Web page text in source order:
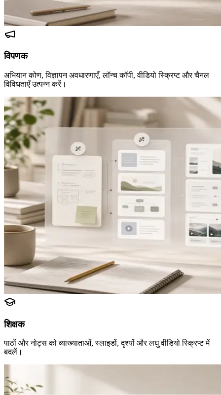
विपणक
अभियान कोण, विज्ञापन अवधारणाएँ, लॉन्च कॉपी, वीडियो स्क्रिप्ट और चैनल
विविधताएँ उत्पन्न करें।
शिक्षक
पाठों और नोट्स को व्याख्याताओं, स्लाइडों, दृश्यों और लघु वीडियो स्क्रिप्ट में
बदलें।